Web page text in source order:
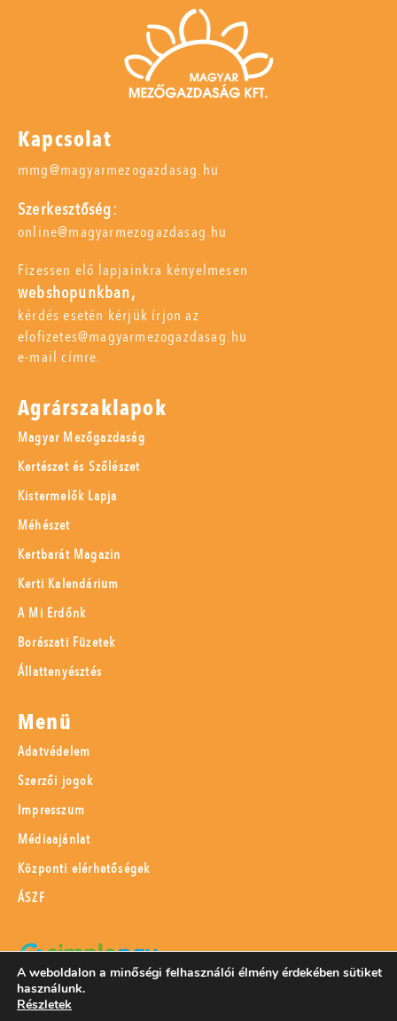
Kapcsolat
mmg@magyarmezogazdasag.hu
Szerkesztőség:
online@magyarmezogazdasag.hu
Fizessen elő lapjainkra kényelmesen
webshopunkban,
kérdés esetén kérjük írjon az
elofizetes@magyarmezogazdasag.hu
e-mail címre.
Agrárszaklapok
Magyar Mezőgazdaság
Kertészet és Szőlészet
Kistermelők Lapja
Méhészet
Kertbarát Magazin
Kerti Kalendárium
A Mi Erdőnk
Borászati Füzetek
Állattenyésztés
Menü
Adatvédelem
Szerzői jogok
Impresszum
Médiaajánlat
Központi elérhetőségek
ÁSZF
SimplePay adattovábbítási nyilatkozat
A weboldalon a minőségi felhasználói élmény érdekében sütiket
használunk.
Részletek